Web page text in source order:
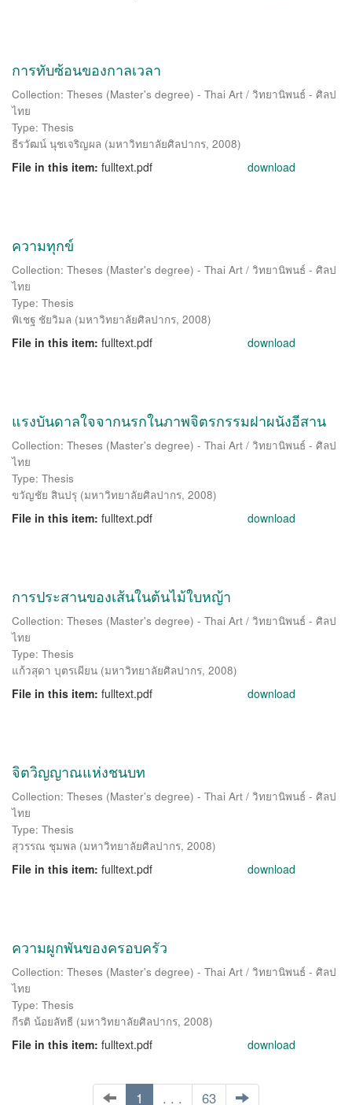
การทับซ้อนของกาลเวลา
Collection: Theses (Master's degree) - Thai Art / วิทยานิพนธ์ - ศิลป
ไทย
Type: Thesis
ธีรวัฒน์ นุชเจริญผล (มหาวิทยาลัยศิลปากร, 2008)
File in this item: fulltext.pdf download
ความทุกข์
Collection: Theses (Master's degree) - Thai Art / วิทยานิพนธ์ - ศิลป
ไทย
Type: Thesis
พิเชฐ ชัยวิมล (มหาวิทยาลัยศิลปากร, 2008)
File in this item: fulltext.pdf download
แรงบันดาลใจจากนรกในภาพจิตรกรรมฝาผนังอีสาน
Collection: Theses (Master's degree) - Thai Art / วิทยานิพนธ์ - ศิลป
ไทย
Type: Thesis
ขวัญชัย สินปรุ (มหาวิทยาลัยศิลปากร, 2008)
File in this item: fulltext.pdf download
การประสานของเส้นในต้นไม้ใบหญ้า
Collection: Theses (Master's degree) - Thai Art / วิทยานิพนธ์ - ศิลป
ไทย
Type: Thesis
แก้วสุดา บุตรเผียน (มหาวิทยาลัยศิลปากร, 2008)
File in this item: fulltext.pdf download
จิตวิญญาณแห่งชนบท
Collection: Theses (Master's degree) - Thai Art / วิทยานิพนธ์ - ศิลป
ไทย
Type: Thesis
สุวรรณ ชุมพล (มหาวิทยาลัยศิลปากร, 2008)
File in this item: fulltext.pdf download
ความผูกพันของครอบครัว
Collection: Theses (Master's degree) - Thai Art / วิทยานิพนธ์ - ศิลป
ไทย
Type: Thesis
กีรติ น้อยลัทธี (มหาวิทยาลัยศิลปากร, 2008)
File in this item: fulltext.pdf download
1 . . . 63